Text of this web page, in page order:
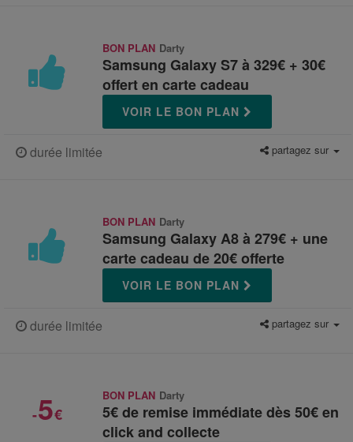
BON PLAN Darty
Samsung Galaxy S7 à 329€ + 30€
offert en carte cadeau
VOIR LE BON PLAN
durée limitée partagez sur
BON PLAN Darty
Samsung Galaxy A8 à 279€ + une
carte cadeau de 20€ offerte
VOIR LE BON PLAN
durée limitée partagez sur
-5€
BON PLAN Darty
5€ de remise immédiate dès 50€ en
click and collecte